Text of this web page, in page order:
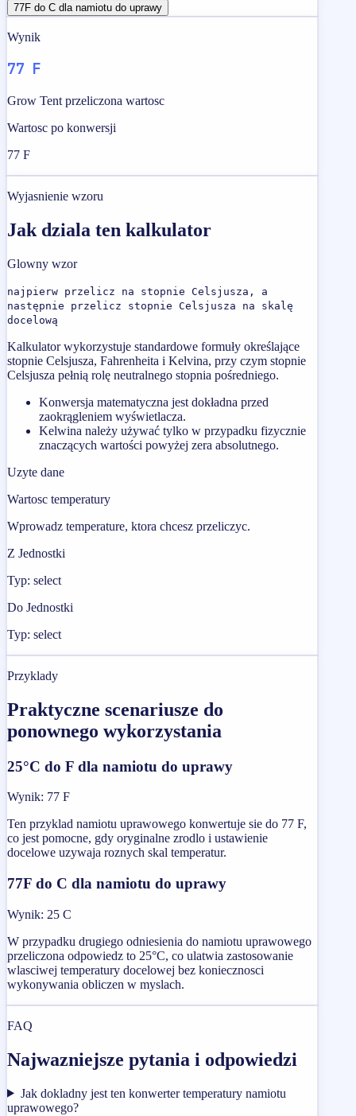
77F do C dla namiotu do uprawy
Wynik
77 F
Grow Tent przeliczona wartosc
Wartosc po konwersji
77 F
Wyjasnienie wzoru
Jak dziala ten kalkulator
Glowny wzor
najpierw przelicz na stopnie Celsjusza, a
następnie przelicz stopnie Celsjusza na skalę
docelową
Kalkulator wykorzystuje standardowe formuły określające
stopnie Celsjusza, Fahrenheita i Kelvina, przy czym stopnie
Celsjusza pełnią rolę neutralnego stopnia pośredniego.
Konwersja matematyczna jest dokładna przed
zaokrągleniem wyświetlacza.
Kelwina należy używać tylko w przypadku fizycznie
znaczących wartości powyżej zera absolutnego.
Uzyte dane
Wartosc temperatury
Wprowadz temperature, ktora chcesz przeliczyc.
Z Jednostki
Typ: select
Do Jednostki
Typ: select
Przyklady
Praktyczne scenariusze do
ponownego wykorzystania
25°C do F dla namiotu do uprawy
Wynik: 77 F
Ten przyklad namiotu uprawowego konwertuje sie do 77 F,
co jest pomocne, gdy oryginalne zrodlo i ustawienie
docelowe uzywaja roznych skal temperatur.
77F do C dla namiotu do uprawy
Wynik: 25 C
W przypadku drugiego odniesienia do namiotu uprawowego
przeliczona odpowiedz to 25°C, co ulatwia zastosowanie
wlasciwej temperatury docelowej bez koniecznosci
wykonywania obliczen w myslach.
FAQ
Najwazniejsze pytania i odpowiedzi
Jak dokladny jest ten konwerter temperatury namiotu
uprawowego?